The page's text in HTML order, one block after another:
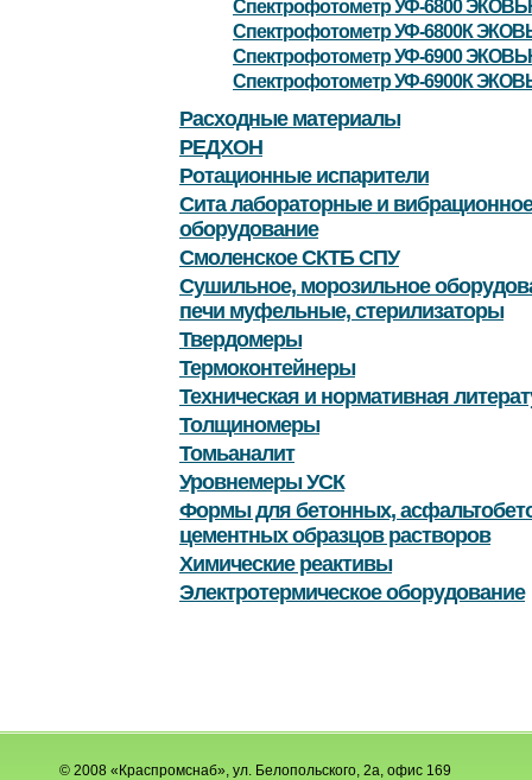
Спектрофотометр УФ-6800
Спектрофотометр УФ-6800К
Спектрофотометр УФ-6900
Спектрофотометр УФ-6900К
Расходные материалы
РЕДХОН
Ротационные испарители
Сита лабораторные и вибрационное
оборудование
Смоленское СКТБ СПУ
Сушильное, морозильное
печи муфельные, стерилизаторы
Твердомеры
Термоконтейнеры
Техническая и нормативная
Толщиномеры
Томьаналит
Уровнемеры УСК
Формы для бетонных,
цементных образцов растворов
Химические реактивы
Электротермическое оборудование
© 2008 «Краспромснаб», ул. Белопольского, 2а, офис 169